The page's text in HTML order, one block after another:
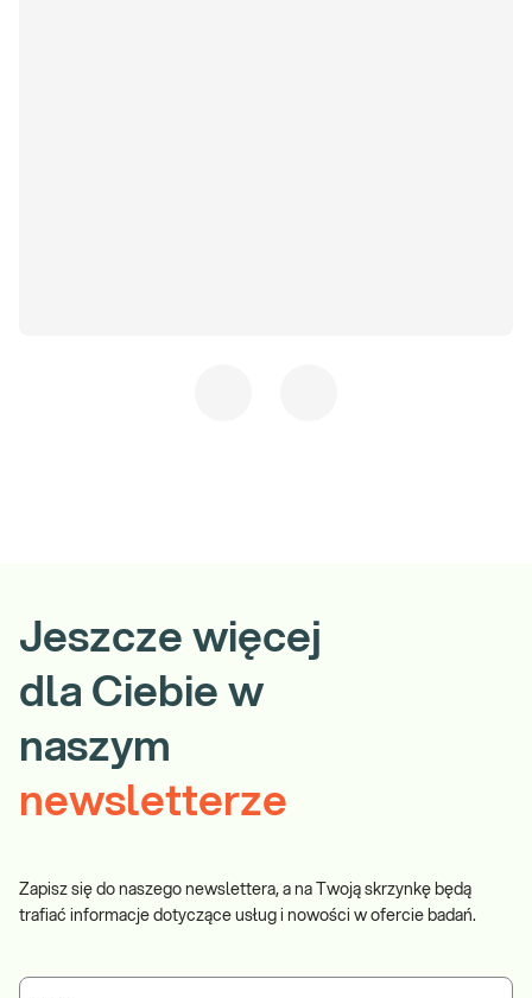
Jeszcze więcej
dla Ciebie w
naszym
newsletterze
Zapisz się do naszego newslettera, a na Twoją skrzynkę będą
trafiać informacje dotyczące usług i nowości w ofercie badań.